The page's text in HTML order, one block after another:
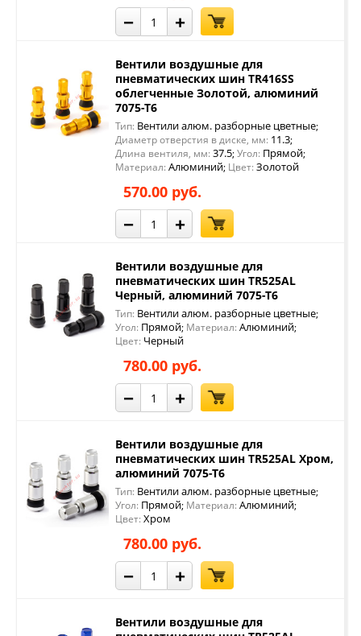
− +
Вентили воздушные для
пневматических шин TR416SS
облегченные Золотой, алюминий
7075-Т6
Тип: Вентили алюм. разборные цветные;
Диаметр отверстия в диске, мм: 11.3;
Длина вентиля, мм: 37.5;Угол: Прямой;
Материал: Алюминий; Цвет: Золотой
570.00 руб.
− +
Вентили воздушные для
пневматических шин TR525AL
Черный, алюминий 7075-Т6
Тип: Вентили алюм. разборные цветные;
Угол: Прямой; Материал: Алюминий;
Цвет: Черный
780.00 руб.
− +
Вентили воздушные для
пневматических шин TR525AL Хром,
алюминий 7075-Т6
Тип: Вентили алюм. разборные цветные;
Угол: Прямой; Материал: Алюминий;
Цвет: Хром
780.00 руб.
− +
Вентили воздушные для